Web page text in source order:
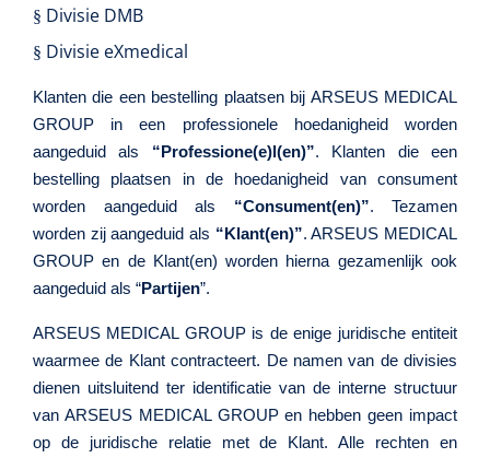
Diverse instrumenten
Allerlei
Scharen
Curetten & Biopsie punch
Wegwerp curetten
Herbruikbare curetten
Biopsie punch
Lichttherapie
Aromatherapie
Warmtetherapie
Massagetherapie
Ouderen Comfortzorg
Verpleegdekens
Warmtetherapie
Maagsondes
Gynaecologische aandoeningen
Luchtwegen
Aspratie
Echografen
Cardiorespiratoir
Bloeddrukmeters
Ergometers
Holters
ECG's
Spirometers
Accessoires monitoring
Chirurgie
Laparoscopische chirurgie
Thoraxdrainage systeem
Postoperatieve steunverbanden
Surgical suction
NL
Cusco speculum - small/virgin - wit - diam. 20 mm - 1 x
§ Divisie DMB
§ Divisie eXmedical
Klanten die een bestelling plaatsen bij ARSEUS MEDICAL
GROUP in een professionele hoedanigheid worden
aangeduid als “Professione(e)l(en)”. Klanten die een
bestelling plaatsen in de hoedanigheid van consument
worden aangeduid als “Consument(en)”. Tezamen
worden zij aangeduid als “Klant(en)”. ARSEUS MEDICAL
GROUP en de Klant(en) worden hierna gezamenlijk ook
aangeduid als “Partijen”.
ARSEUS MEDICAL GROUP is de enige juridische entiteit
waarmee de Klant contracteert. De namen van de divisies
dienen uitsluitend ter identificatie van de interne structuur
van ARSEUS MEDICAL GROUP en hebben geen impact
op de juridische relatie met de Klant. Alle rechten en